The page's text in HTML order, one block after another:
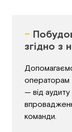
-
згідно з
операторам
— від аудиту
команди.